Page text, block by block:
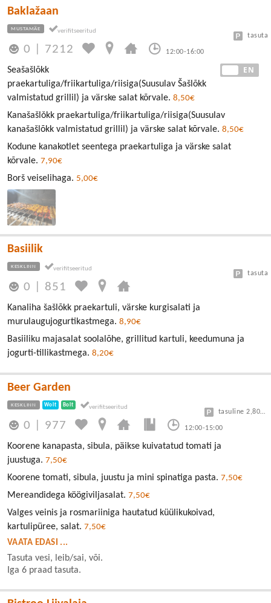
Baklažaan
MUSTAMÄE
0 7212 12:00-16:00
tasuta
EN
Seašašlõkk
praekartuliga/friikartuliga/riisiga(Suusulav Šašlõkk
valmistatud grillil) ja värske salat kõrvale. 8,50€
Kanašašlǒkk praekartuliga/friikartuliga/riisiga(Suusulav
kanašašlõkk valmistatud grillil) ja värske salat kõrvale. 8,50€
Kodune kanakotlet seentega praekartuliga ja värske salat
kõrvale. 7,90€
Borš veiselihaga. 5,00€
Basiilik
KESKLINN
0 851
tasuta
Kanaliha šašlõkk praekartuli, värske kurgisalati ja
murulaugujogurtikastmega. 8,90€
Basiiliku majasalat soolalõhe, grillitud kartuli, keedumuna ja
jogurti-tillikastmega. 8,20€
Beer Garden
KESKLINN Wolt Bolt
0 977 12:00-15:00
tasuline 2,80/30min
Koorene kanapasta, sibula, päikse kuivatatud tomati ja
juustuga. 7,50€
Koorene tomati, sibula, juustu ja mini spinatiga pasta. 7,50€
Mereandidega köögiviljasalat. 7,50€
Valges veinis ja rosmariiniga hautatud küülikukoivad,
kartulipüree, salat. 7,50€
VAATA EDASI ...
Tasuta vesi, leib/sai, või.
Iga 6 praad tasuta.